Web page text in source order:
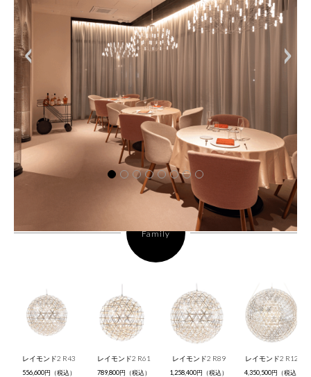
< >
Family
レイモンド2 R43
556,600円（税込）
レイモンド2 R61
789,800円（税込）
レイモンド2 R89
1,258,400円（税込）
レイモンド2 R127
4,350,500円（税込）